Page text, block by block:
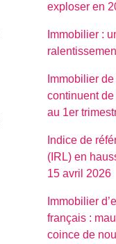
exploser en
Immobilier :
Immobilier
continuent
au 1er
Indice de
(IRL) en
15 avril 2026
Immobilier
français :
coince de